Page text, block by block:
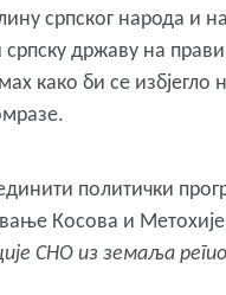
српског народа и
државу на
како би се избјегло
политички
Косова и Метохије
СНО из земаља